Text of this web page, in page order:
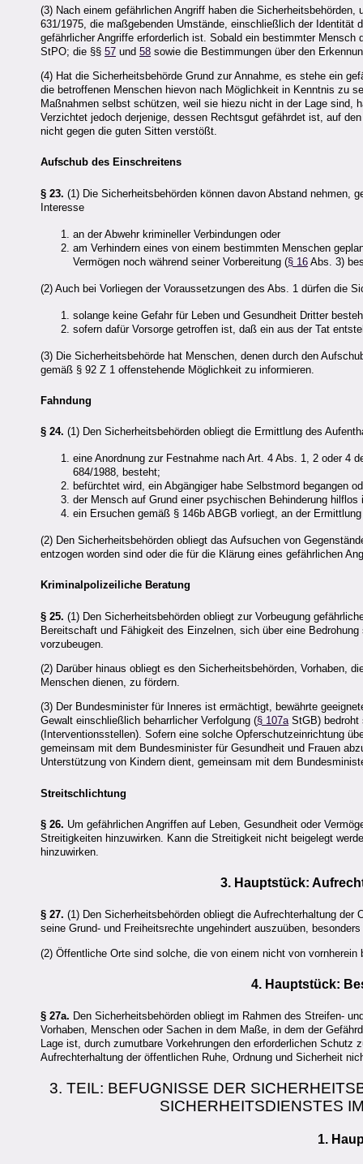
(3) Nach einem gefährlichen Angriff haben die
631/1975, die maßgebenden Umstände, einschließlich der Identität
gefährlicher Angriffe erforderlich ist. Sobald ein bestimmter
StPO; die §§ 57 und 58 sowie die Bestimmungen über den
(4) Hat die Sicherheitsbehörde Grund zur Annahme, es stehe ein
die betroffenen Menschen hievon nach Möglichkeit in Kenntnis zu
Maßnahmen selbst schützen, weil sie hiezu nicht in der Lage sind,
Verzichtet jedoch derjenige, dessen Rechtsgut gefährdet ist, auf
nicht gegen die guten Sitten verstößt.
Aufschub des Einschreitens
§ 23. (1) Die Sicherheitsbehörden können davon Abstand nehmen,
Interesse
an der Abwehr krimineller Verbindungen oder
am Verhindern eines von einem bestimmten Menschen
Vermögen noch während seiner Vorbereitung (§ 16 Abs. 3)
(2) Auch bei Vorliegen der Voraussetzungen des Abs. 1 dürfen die
solange keine Gefahr für Leben und Gesundheit Dritter
sofern dafür Vorsorge getroffen ist, daß ein aus der Tat
(3) Die Sicherheitsbehörde hat Menschen, denen durch den
gemäß § 92 Z 1 offenstehende Möglichkeit zu informieren.
Fahndung
§ 24. (1) Den Sicherheitsbehörden obliegt die Ermittlung des
eine Anordnung zur Festnahme nach Art. 4 Abs. 1, 2 oder 4
684/1988, besteht;
befürchtet wird, ein Abgängiger habe Selbstmord begangen
der Mensch auf Grund einer psychischen Behinderung
ein Ersuchen gemäß § 146b ABGB vorliegt, an der
(2) Den Sicherheitsbehörden obliegt das Aufsuchen von
entzogen worden sind oder die für die Klärung eines gefährlichen
Kriminalpolizeiliche Beratung
§ 25. (1) Den Sicherheitsbehörden obliegt zur Vorbeugung
Bereitschaft und Fähigkeit des Einzelnen, sich über eine
vorzubeugen.
(2) Darüber hinaus obliegt es den Sicherheitsbehörden, Vorhaben,
Menschen dienen, zu fördern.
(3) Der Bundesminister für Inneres ist ermächtigt, bewährte
Gewalt einschließlich beharrlicher Verfolgung (§ 107aStGB) bedroht
(Interventionsstellen). Sofern eine solche Opferschutzeinrichtung
gemeinsam mit dem Bundesminister für Gesundheit und Frauen
Unterstützung von Kindern dient, gemeinsam mit dem
Streitschlichtung
§ 26. Um gefährlichen Angriffen auf Leben, Gesundheit oder
Streitigkeiten hinzuwirken. Kann die Streitigkeit nicht beigelegt
hinzuwirken.
3. Hauptstück:
§ 27. (1) Den Sicherheitsbehörden obliegt die Aufrechterhaltung
seine Grund- und Freiheitsrechte ungehindert auszuüben,
(2) Öffentliche Orte sind solche, die von einem nicht von
4. Hauptstück:
§ 27a. Den Sicherheitsbehörden obliegt im Rahmen des Streifen-
Vorhaben, Menschen oder Sachen in dem Maße, in dem der
Lage ist, durch zumutbare Vorkehrungen den erforderlichen
Aufrechterhaltung der öffentlichen Ruhe, Ordnung und Sicherheit
3. TEIL: BEFUGNISSE DER
SICHERHEITSDIENSTES
1.